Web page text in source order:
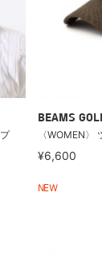
BEAMS
〈WOMEN〉
¥6,600
NEW